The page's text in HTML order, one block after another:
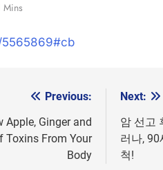
Mins
Previous:
Apple, Ginger and
Toxins From Your
Body
Next:
암 선고
러나,
척!